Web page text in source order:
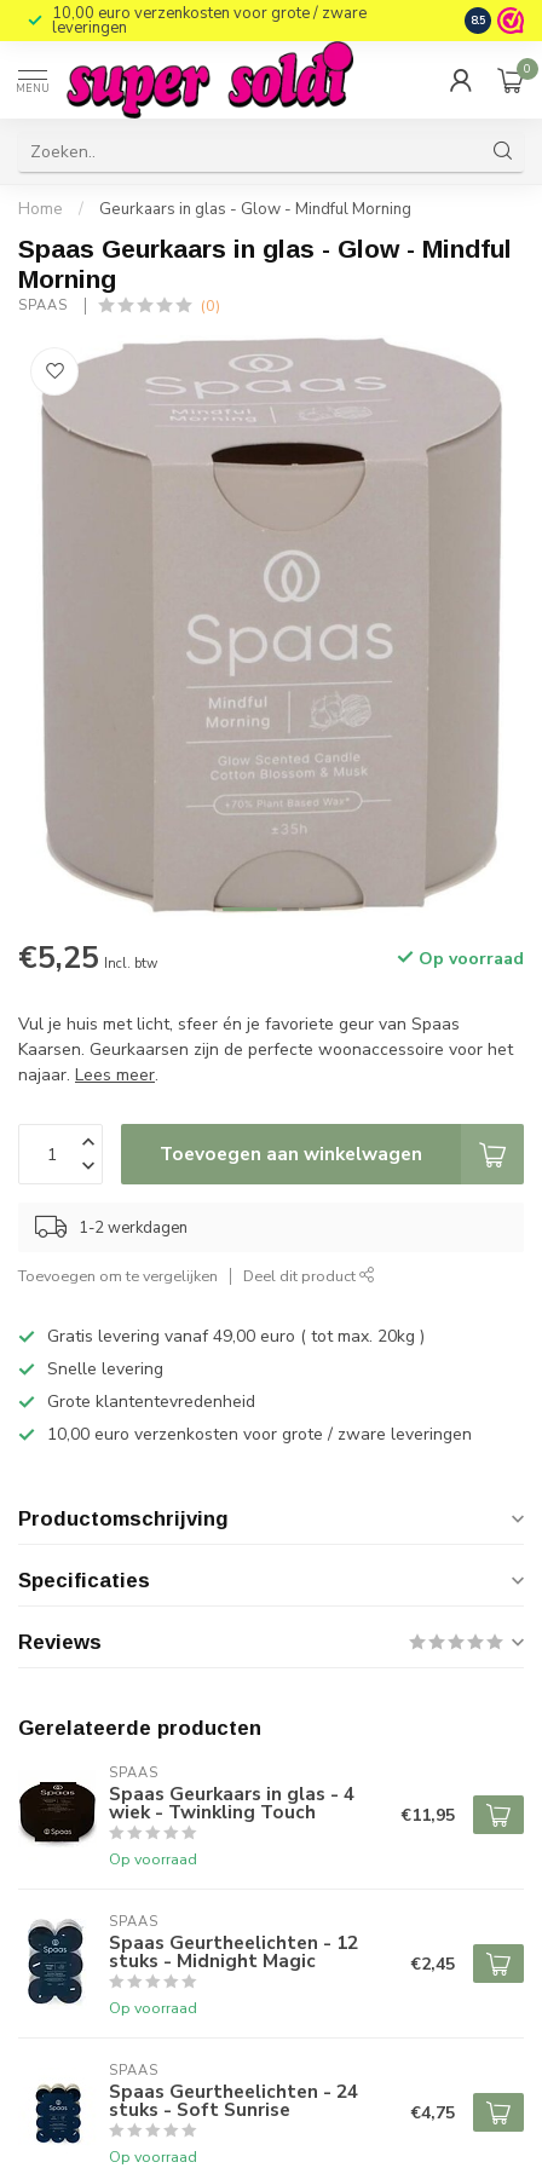
10,00 euro verzenkosten voor grote / zware
leveringen 8.5
MENU
0
Home / Geurkaars in glas - Glow - Mindful Morning
Spaas Geurkaars in glas - Glow - Mindful
Morning
SPAAS (0)
€5,25 Incl. btw Op voorraad
Vul je huis met licht, sfeer én je favoriete geur van Spaas
Kaarsen. Geurkaarsen zijn de perfecte woonaccessoire voor het
najaar. Lees meer.
Toevoegen aan winkelwagen
1-2 werkdagen
Toevoegen om te vergelijken Deel dit product
Gratis levering vanaf 49,00 euro ( tot max. 20kg )
Snelle levering
Grote klantentevredenheid
10,00 euro verzenkosten voor grote / zware leveringen
Productomschrijving
Specificaties
Reviews
Gerelateerde producten
SPAAS
Spaas Geurkaars in glas - 4
wiek - Twinkling Touch
Op voorraad
€11,95
SPAAS
Spaas Geurtheelichten - 12
stuks - Midnight Magic
Op voorraad
€2,45
SPAAS
Spaas Geurtheelichten - 24
stuks - Soft Sunrise
Op voorraad
€4,75